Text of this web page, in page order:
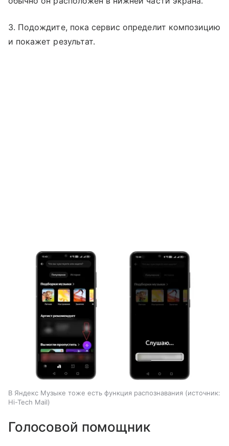
3. Подождите, пока сервис определит композицию
и покажет результат.
В Яндекс Музыке тоже есть функция распознавания
источник:
Hi-Tech Mail
Голосовой помощник